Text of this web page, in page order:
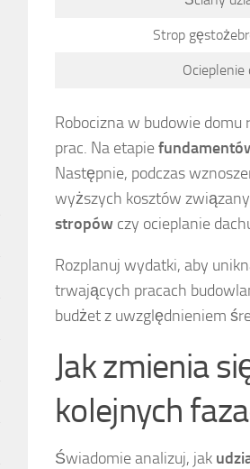
Strop
Ocieplenie
Robocizna w budowie domu
prac. Na etapie
Następnie, podczas
wyższych kosztów
stropów czy ocieplanie
Rozplanuj wydatki, aby
trwających pracach
budżet z uwzględnieniem
Jak zmienia
kolejnych
Świadomie analizuj, jak